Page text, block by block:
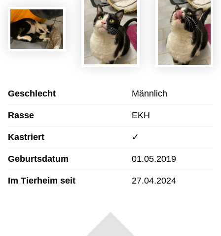
Geschlecht Männlich
Rasse EKH
Kastriert ✓
Geburtsdatum 01.05.2019
Im Tierheim seit 27.04.2024